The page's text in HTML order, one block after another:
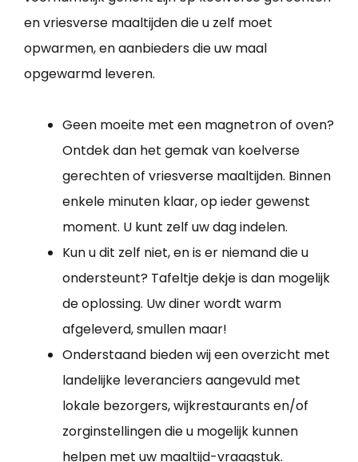
en vriesverse maaltijden die u zelf moet
opwarmen, en aanbieders die uw maal
opgewarmd leveren.
Geen moeite met een magnetron of oven?
Ontdek dan het gemak van koelverse
gerechten of vriesverse maaltijden. Binnen
enkele minuten klaar, op ieder gewenst
moment. U kunt zelf uw dag indelen.
Kun u dit zelf niet, en is er niemand die u
ondersteunt? Tafeltje dekje is dan mogelijk
de oplossing. Uw diner wordt warm
afgeleverd, smullen maar!
Onderstaand bieden wij een overzicht met
landelijke leveranciers aangevuld met
lokale bezorgers, wijkrestaurants en/of
zorginstellingen die u mogelijk kunnen
helpen met uw maaltijd-vraagstuk.